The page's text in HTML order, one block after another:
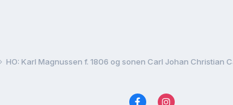
HO: Karl Magnussen f. 1806 og sonen Carl Johan Christian